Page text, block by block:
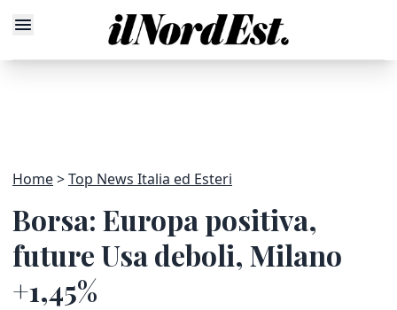
Home Top News Italia ed Esteri
Borsa: Europa positiva,
future Usa deboli, Milano
+1,45%